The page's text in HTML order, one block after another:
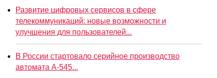
Развитие цифровых сервисов в сфере
телекоммуникаций: новые возможности и
улучшения для пользователей...
В России стартовало серийное производство
автомата А-545...